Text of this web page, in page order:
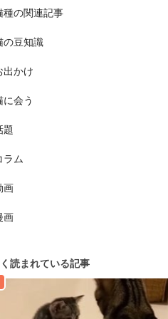
種の関連記事
の豆知識
出かけ
に会う
題
ラム
画
画
読まれている記事